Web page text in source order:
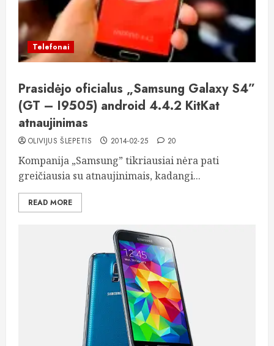
Telefonai
Prasidėjo oficialus „Samsung Galaxy S4”
(GT – I9505) android 4.4.2 KitKat
atnaujinimas
OLIVIJUS ŠLEPETIS 2014-02-25 20
Kompanija „Samsung” tikriausiai nėra pati
greičiausia su atnaujinimais, kadangi...
READ MORE